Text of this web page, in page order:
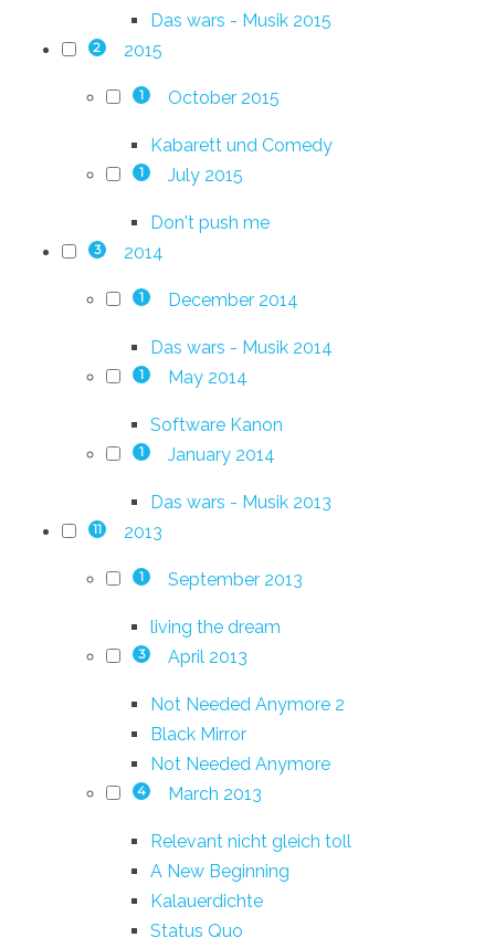
Das wars - Musik 2015
2 2015
1 October 2015
Kabarett und Comedy
1 July 2015
Don't push me
3 2014
1 December 2014
Das wars - Musik 2014
1 May 2014
Software Kanon
1 January 2014
Das wars - Musik 2013
11 2013
1 September 2013
living the dream
3 April 2013
Not Needed Anymore 2
Black Mirror
Not Needed Anymore
4 March 2013
Relevant nicht gleich toll
A New Beginning
Kalauerdichte
Status Quo